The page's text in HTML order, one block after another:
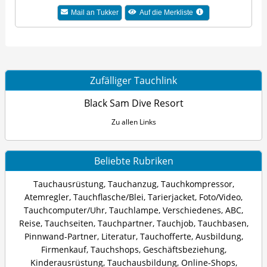
Mail an Tukker Auf die Merkliste
Zufälliger Tauchlink
Black Sam Dive Resort
Zu allen Links
Beliebte Rubriken
Tauchausrüstung, Tauchanzug, Tauchkompressor,
Atemregler, Tauchflasche/Blei, Tarierjacket, Foto/Video,
Tauchcomputer/Uhr, Tauchlampe, Verschiedenes, ABC,
Reise, Tauchseiten, Tauchpartner, Tauchjob, Tauchbasen,
Pinnwand-Partner, Literatur, Tauchofferte, Ausbildung,
Firmenkauf, Tauchshops, Geschäftsbeziehung,
Kinderausrüstung, Tauchausbildung, Online-Shops,